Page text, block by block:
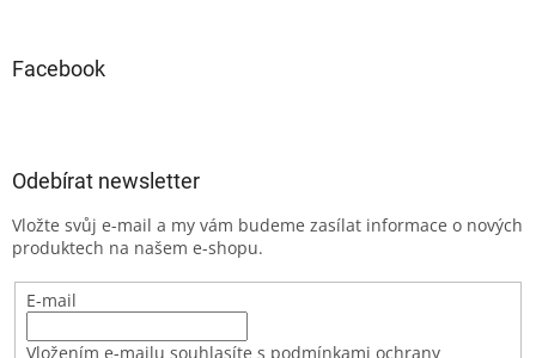
Facebook
Odebírat newsletter
Vložte svůj e-mail a my vám budeme zasílat informace o nových
produktech na našem e-shopu.
E-mail
Vložením e-mailu souhlasíte s podmínkami ochrany